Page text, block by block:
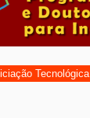
Tecnológica